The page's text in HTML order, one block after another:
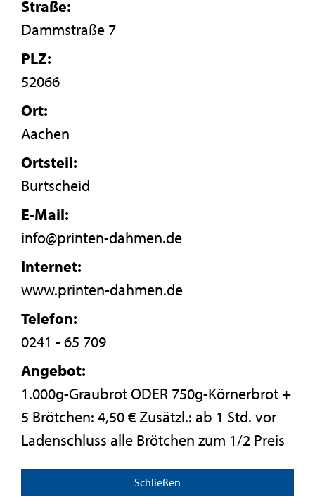
Straße:
Dammstraße 7
PLZ:
52066
Ort:
Aachen
Ortsteil:
Burtscheid
E-Mail:
info@printen-dahmen.de
Internet:
www.printen-dahmen.de
Telefon:
0241 - 65 709
Angebot:
1.000g-Graubrot ODER 750g-Körnerbrot +
5 Brötchen: 4,50 € Zusätzl.: ab 1 Std. vor
Ladenschluss alle Brötchen zum 1/2 Preis
Schließen